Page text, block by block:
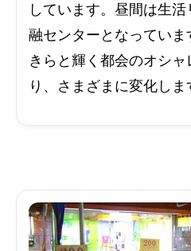
しています。昼間は生
融センターとなっていま
きらと輝く都会のオシ
り、さまざまに変化しま